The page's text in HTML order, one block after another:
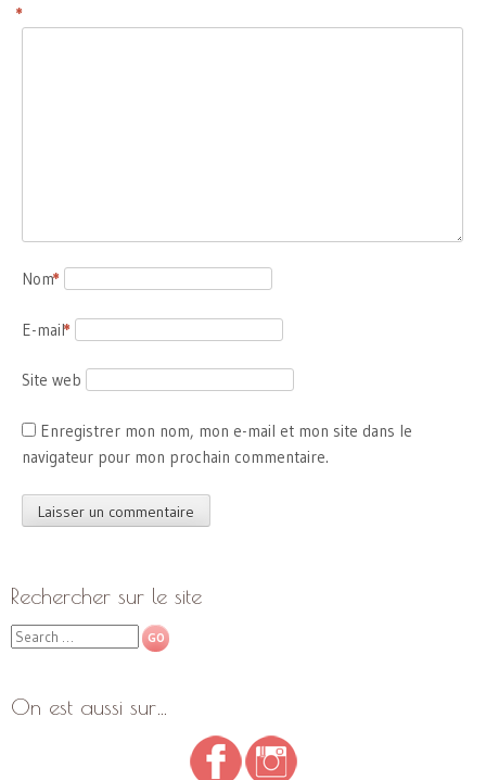
*
Nom
*
E-mail
*
Site web
Enregistrer mon nom, mon e-mail et mon site dans le
navigateur pour mon prochain commentaire.
Rechercher sur le site
Search
On est aussi sur…